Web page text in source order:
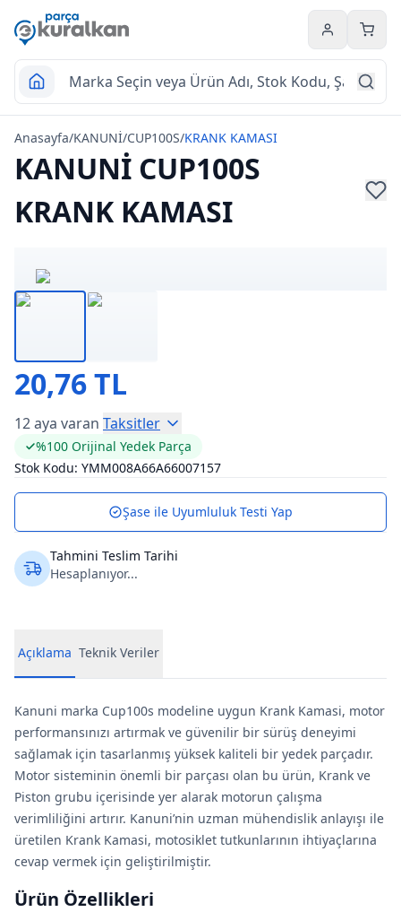
Hesabım
Anasayfa/KANUNİ/CUP100S/KRANK KAMASI
KANUNİ CUP100S
KRANK KAMASI
20,76 TL
12 aya varan Taksitler
%100 Orijinal Yedek Parça
Stok Kodu: YMM008A66A66007157
Şase ile Uyumluluk Testi Yap
Tahmini Teslim Tarihi
Hesaplanıyor...
Açıklama Teknik Veriler
Kanuni marka Cup100s modeline uygun Krank Kamasi, motor
performansınızı artırmak ve güvenilir bir sürüş deneyimi
sağlamak için tasarlanmış yüksek kaliteli bir yedek parçadır.
Motor sisteminin önemli bir parçası olan bu ürün, Krank ve
Piston grubu içerisinde yer alarak motorun çalışma
verimliliğini artırır. Kanuni’nin uzman mühendislik anlayışı ile
üretilen Krank Kamasi, motosiklet tutkunlarının ihtiyaçlarına
cevap vermek için geliştirilmiştir.
Ürün Özellikleri